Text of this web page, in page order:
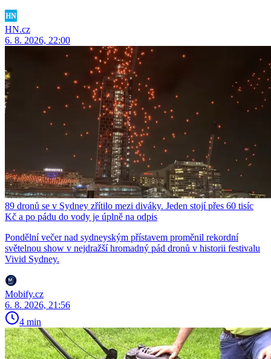
HN.cz
6. 8. 2026, 22:00
89 dronů se v Sydney zřítilo mezi diváky. Jeden stojí přes 60 tisíc
Kč a po pádu do vody je úplně na odpis
Pondělní večer nad sydneyským přístavem proměnil rekordní
světelnou show v nejdražší hromadný pád dronů v historii festivalu
Vivid Sydney.
Mobify.cz
6. 8. 2026, 21:56
4 min